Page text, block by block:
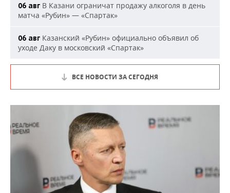
06 авг В Казани ограничат продажу алкоголя в день
матча «Рубин» — «Спартак»
06 авг Казанский «Рубин» официально объявил об
уходе Даку в московский «Спартак»
ВСЕ НОВОСТИ ЗА СЕГОДНЯ